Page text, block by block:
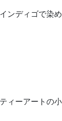
ンディゴで染
ィーアートの小